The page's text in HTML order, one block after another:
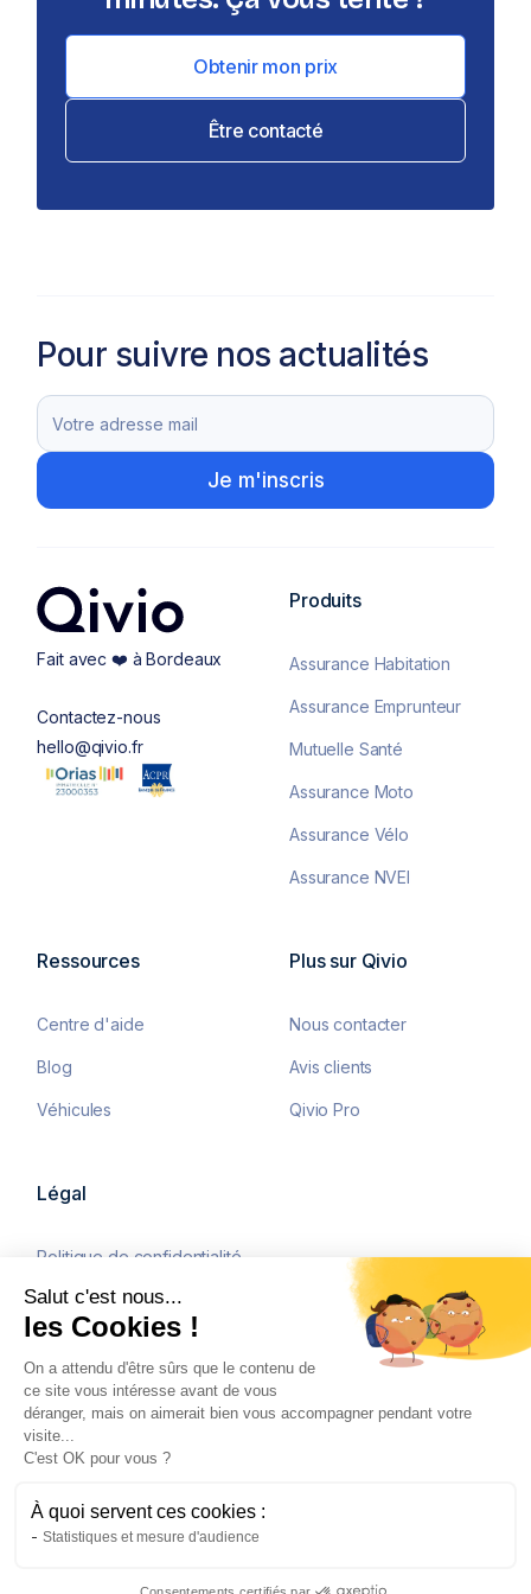
Obtenir mon prix
Être contacté
Pour suivre nos actualités
Fait avec ❤️ à Bordeaux
Contactez-nous
hello@qivio.fr
Produits
Assurance Habitation
Assurance Emprunteur
Mutuelle Santé
Assurance Moto
Assurance Vélo
Assurance NVEI
Ressources
Centre d'aide
Blog
Véhicules
Plus sur Qivio
Nous contacter
Avis clients
Qivio Pro
Légal
Politique de confidentialité
Mentions légales
CGU
©2026 Qivio tous droits
réservés. Courtier
l’Orias sous le numéro
23000353, ayant son siège au
16, place des Quinconces,
Cliquez-ici pour modifier vos préférences en matière de
Salut c'est nous...
les Cookies !
On a attendu d'être sûrs que le contenu de
ce site vous intéresse avant de vous
déranger, mais on aimerait bien vous accompagner pendant votre
visite...
C'est OK pour vous ?
À quoi servent ces cookies :
Statistiques et mesure d'audience
Consentements certifiés par